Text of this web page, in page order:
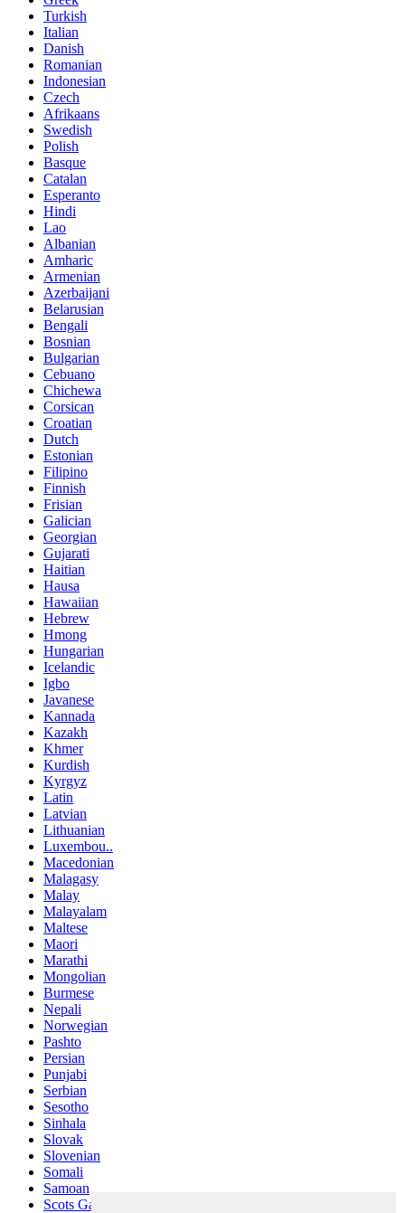
Turkish
Italian
Danish
Romanian
Indonesian
Czech
Afrikaans
Swedish
Polish
Basque
Catalan
Esperanto
Hindi
Lao
Albanian
Amharic
Armenian
Azerbaijani
Belarusian
Bengali
Bosnian
Bulgarian
Cebuano
Chichewa
Corsican
Croatian
Dutch
Estonian
Filipino
Finnish
Frisian
Galician
Georgian
Gujarati
Haitian
Hausa
Hawaiian
Hebrew
Hmong
Hungarian
Icelandic
Igbo
Javanese
Kannada
Kazakh
Khmer
Kurdish
Kyrgyz
Latin
Latvian
Lithuanian
Luxembou..
Macedonian
Malagasy
Malay
Malayalam
Maltese
Maori
Marathi
Mongolian
Burmese
Nepali
Norwegian
Pashto
Persian
Punjabi
Serbian
Sesotho
Sinhala
Slovak
Slovenian
Somali
Samoan
Scots Gaelic